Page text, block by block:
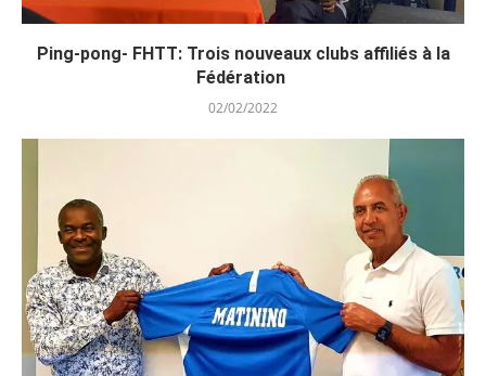
Ping-pong- FHTT: Trois nouveaux clubs affiliés à la
Fédération
02/02/2022